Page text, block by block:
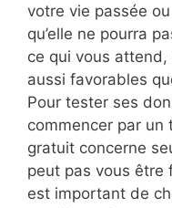
votre vie passée
qu’elle ne pourra
ce qui vous
aussi favorables
Pour tester ses
commencer par un
gratuit concerne
peut pas vous être
est important de